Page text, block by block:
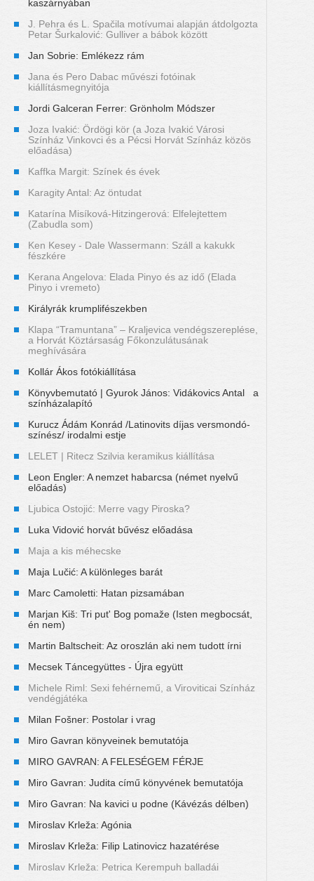
kaszárnyában
J. Pehra és L. Spačila motívumai alapján átdolgozta
Petar Šurkalović: Gulliver a bábok között
Jan Sobrie: Emlékezz rám
Jana és Pero Dabac művészi fotóinak
kiállításmegnyitója
Jordi Galceran Ferrer: Grönholm Módszer
Joza Ivakić: Ördögi kör (a Joza Ivakić Városi
Színház Vinkovci és a Pécsi Horvát Színház közös
előadása)
Kaffka Margit: Színek és évek
Karagity Antal: Az öntudat
Katarína Misíková-Hitzingerová: Elfelejtettem
(Zabudla som)
Ken Kesey - Dale Wassermann: Száll a kakukk
fészkére
Kerana Angelova: Elada Pinyo és az idő (Elada
Pinyo i vremeto)
Királyrák krumplifészekben
Klapa “Tramuntana” – Kraljevica vendégszereplése,
a Horvát Köztársaság Főkonzulátusának
meghívására
Kollár Ákos fotókiállítása
Könyvbemutató | Gyurok János: Vidákovics Antal a
színházalapító
Kurucz Ádám Konrád /Latinovits díjas versmondó-
színész/ irodalmi estje
LELET | Ritecz Szilvia keramikus kiállítása
Leon Engler: A nemzet habarcsa (német nyelvű
előadás)
Ljubica Ostojić: Merre vagy Piroska?
Luka Vidović horvát bűvész előadása
Maja a kis méhecske
Maja Lučić: A különleges barát
Marc Camoletti: Hatan pizsamában
Marjan Kiš: Tri put' Bog pomaže (Isten megbocsát,
én nem)
Martin Baltscheit: Az oroszlán aki nem tudott írni
Mecsek Táncegyüttes - Újra együtt
Michele Riml: Sexi fehérnemű, a Viroviticai Színház
vendégjátéka
Milan Fošner: Postolar i vrag
Miro Gavran könyveinek bemutatója
MIRO GAVRAN: A FELESÉGEM FÉRJE
Miro Gavran: Judita című könyvének bemutatója
Miro Gavran: Na kavici u podne (Kávézás délben)
Miroslav Krleža: Agónia
Miroslav Krleža: Filip Latinovicz hazatérése
Miroslav Krleža: Petrica Kerempuh balladái